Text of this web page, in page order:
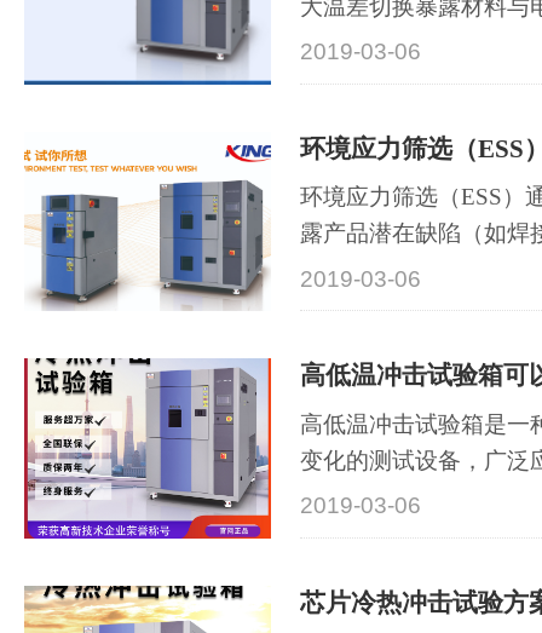
大温差切换暴露材料与
陷，确···
2019-03-06
环境应力筛选（ESS
环境应力筛选（ESS）
露产品潜在缺陷（如焊
陷），···
2019-03-06
高低温冲击试验箱可
高低温冲击试验箱是一
变化的测试设备，广泛
航天···
2019-03-06
芯片冷热冲击试验方